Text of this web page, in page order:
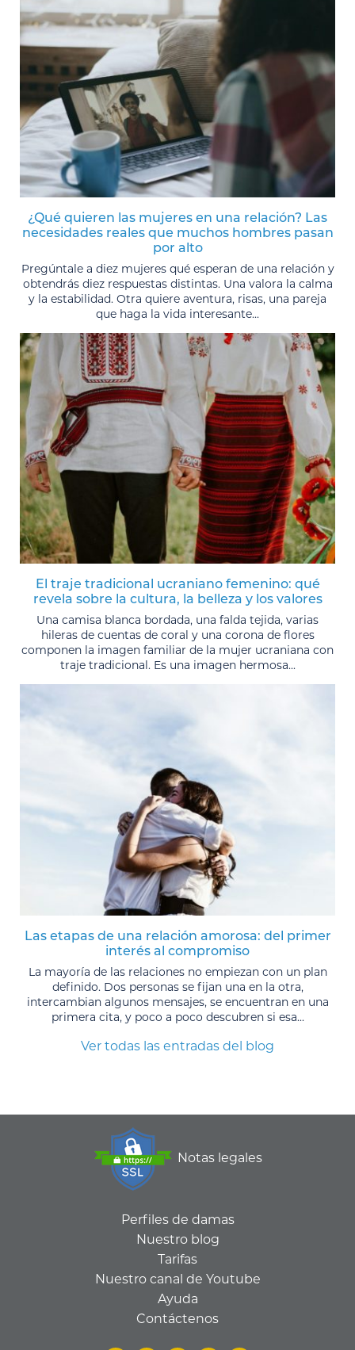
¿Qué quieren las mujeres en una relación? Las
necesidades reales que muchos hombres pasan
por alto
Pregúntale a diez mujeres qué esperan de una relación y
obtendrás diez respuestas distintas. Una valora la calma
y la estabilidad. Otra quiere aventura, risas, una pareja
que haga la vida interesante...
El traje tradicional ucraniano femenino: qué
revela sobre la cultura, la belleza y los valores
Una camisa blanca bordada, una falda tejida, varias
hileras de cuentas de coral y una corona de flores
componen la imagen familiar de la mujer ucraniana con
traje tradicional. Es una imagen hermosa...
Las etapas de una relación amorosa: del primer
interés al compromiso
La mayoría de las relaciones no empiezan con un plan
definido. Dos personas se fijan una en la otra,
intercambian algunos mensajes, se encuentran en una
primera cita, y poco a poco descubren si esa...
Ver todas las entradas del blog
Notas legales
Perfiles de damas
Nuestro blog
Tarifas
Nuestro canal de Youtube
Ayuda
Contáctenos